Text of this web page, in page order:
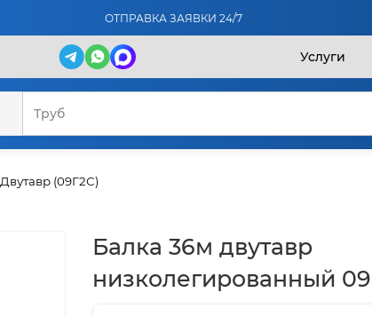
ОТПРАВКА ЗАЯВКИ 24/7
Услуги
Двутавр (09Г2С)
Балка 36м двутавр
низколегированный